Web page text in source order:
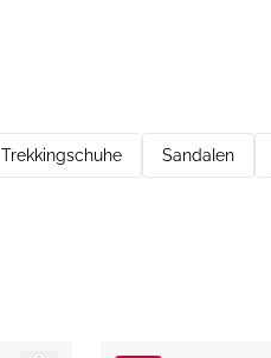
Trekkingschuhe Sandalen